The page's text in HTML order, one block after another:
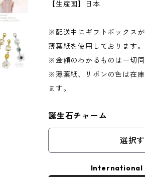
【生産国】日本
※配送中にギフトボックス
薄葉紙を使用しております。
※金額のわかるものは一切同
※薄葉紙、リボンの色は在
ます。
誕生石チャーム
選択
International